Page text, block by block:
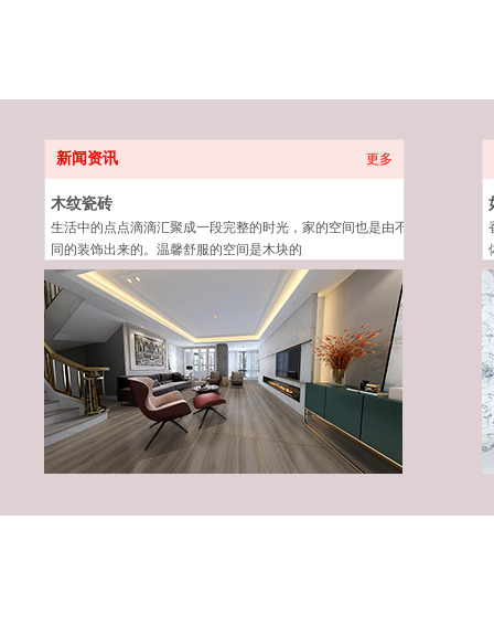
新闻资讯 更多
木纹瓷砖
生活中的点点滴滴汇聚成一段完整的时光，家的空间也是由不
同的装饰出来的。温馨舒服的空间是木块的
2020-08-11
0 0